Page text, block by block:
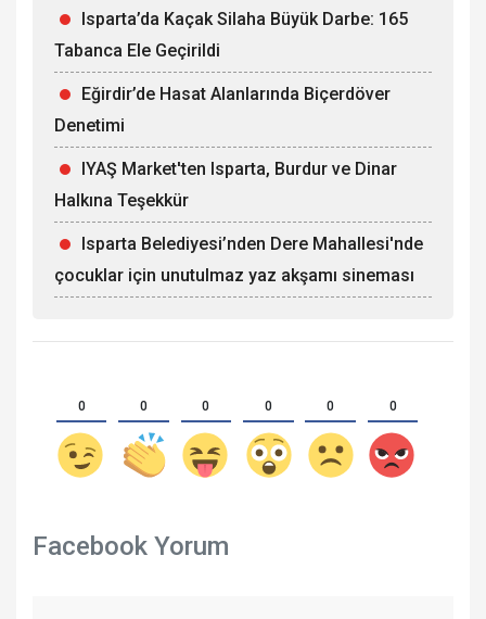
Isparta’da Kaçak Silaha Büyük Darbe: 165
Tabanca Ele Geçirildi
Eğirdir’de Hasat Alanlarında Biçerdöver
Denetimi
IYAŞ Market'ten Isparta, Burdur ve Dinar
Halkına Teşekkür
Isparta Belediyesi’nden Dere Mahallesi'nde
çocuklar için unutulmaz yaz akşamı sineması
0 0 0 0 0 0
Facebook Yorum